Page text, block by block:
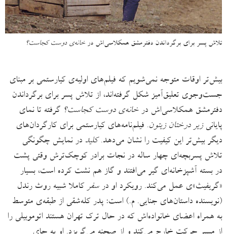
تلاش پسر برای برگرداندن دفترمشق همکلاسی‌اش در خانه‌ی دوست کجاست؟
بیش‌تر اوقات متوجه نمی‌شویم که فیلم‌های اولیه‌ی کیارستمی بر مبنای
جست‌وجوی تعلیق‌آمیز شکل گرفته‌اند، از تلاش پسر برای برگرداندن
دفترمشق همکلاسی‌اش درخانه‌ی دوست کجاست؟ گرفته تا نمای
پایانیزیر درختان زیتون. فیلم‌نامه‌های کیارستمی برای کارگردان‌های
دیگر بیش‌تر این کیفیت را نشان می‌دهد.کلید در نمایش چگونگی
تلاش پسربچه‌ای چهار ساله در نجات برادر کوچک‌ترش وقتی پشت
در بسته آشپزخانه‌ای گیر می‌افتند و گاز هم نشت کرده است، بسیار
«گریفیث»ی عمل می‌کند. رویکرد او درسفر کاملا شبیه روث رندل
(نویسنده داستان‌های جنایی. م.) است: پدر کله‌شقی از طبقه‌ی متوسط
به همراه اعضای خانواده‌اش که در حال ترک تهران هستند اتوموبیلی را